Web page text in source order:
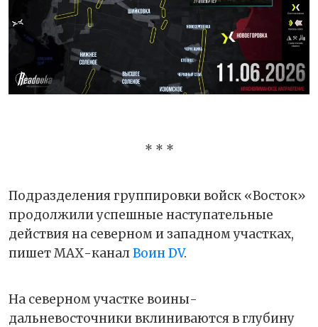
* * *
Подразделения группировки войск «Восток»
продолжили успешные наступательные
действия на северном и западном участках,
пишет МАХ-каналВоин DV.
На северном участке воины-
дальневосточники вклиниваются в глубину